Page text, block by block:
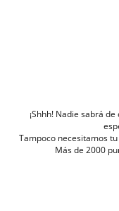
¡Shhh! Nadie sabrá
Tampoco necesitamos
Más de 2000